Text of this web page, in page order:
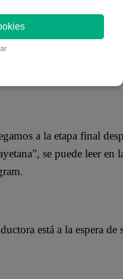
a la etapa final
se puede leer
está a la espera